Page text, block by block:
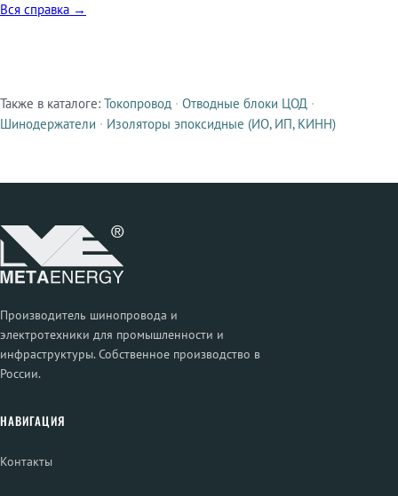
Вся справка →
Смежные продукты
Также в каталоге: Токопровод · Отводные блоки ЦОД ·
Шинодержатели · Изоляторы эпоксидные (ИО, ИП, КИНН)
Производитель шинопровода и
электротехники для промышленности и
инфраструктуры. Собственное производство в
России.
НАВИГАЦИЯ
Контакты